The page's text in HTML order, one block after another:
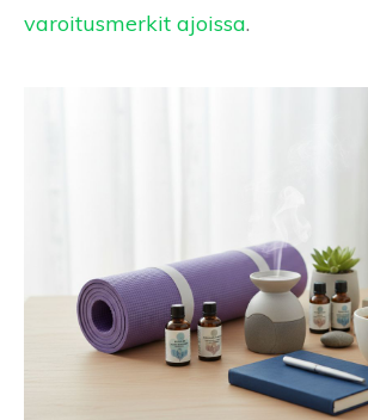
varoitusmerkit ajoissa.